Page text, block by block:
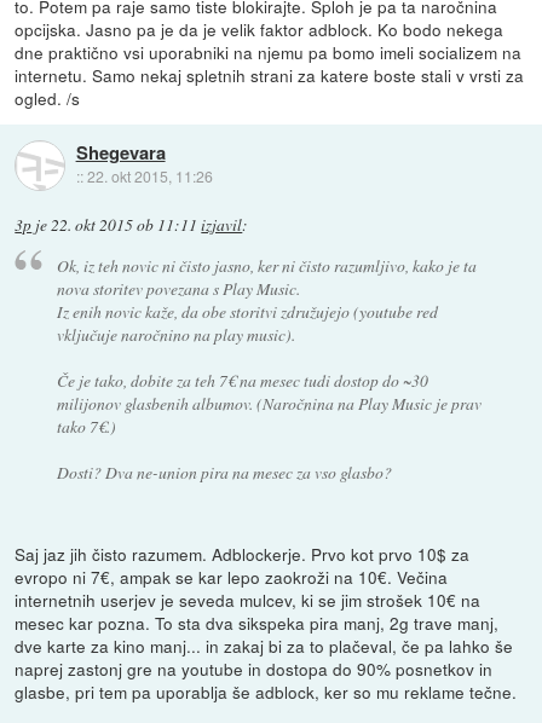
to. Potem pa raje samo tiste blokirajte. Sploh je pa ta naročnina
opcijska. Jasno pa je da je velik faktor adblock. Ko bodo nekega
dne praktično vsi uporabniki na njemu pa bomo imeli socializem na
internetu. Samo nekaj spletnih strani za katere boste stali v vrsti za
ogled. /s
Shegevara
::22. okt 2015, 11:26
3p je22. okt 2015 ob 11:11 izjavil:
Ok, iz teh novic ni čisto jasno, ker ni čisto razumljivo, kako je ta
nova storitev povezana s Play Music.
Iz enih novic kaže, da obe storitvi združujejo (youtube red
vključuje naročnino na play music).
Če je tako, dobite za teh 7€ na mesec tudi dostop do ~30
milijonov glasbenih albumov. (Naročnina na Play Music je prav
tako 7€.)
Dosti? Dva ne-union pira na mesec za vso glasbo?
Saj jaz jih čisto razumem. Adblockerje. Prvo kot prvo 10$ za
evropo ni 7€, ampak se kar lepo zaokroži na 10€. Večina
internetnih userjev je seveda mulcev, ki se jim strošek 10€ na
mesec kar pozna. To sta dva sikspeka pira manj, 2g trave manj,
dve karte za kino manj... in zakaj bi za to plačeval, če pa lahko še
naprej zastonj gre na youtube in dostopa do 90% posnetkov in
glasbe, pri tem pa uporablja še adblock, ker so mu reklame tečne.